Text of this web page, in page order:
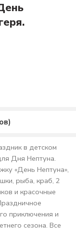
в детском
Дня Нептуна.
«День Нептуна»,
рыба, краб, 2
и красочные
приключения и
сезона. Все